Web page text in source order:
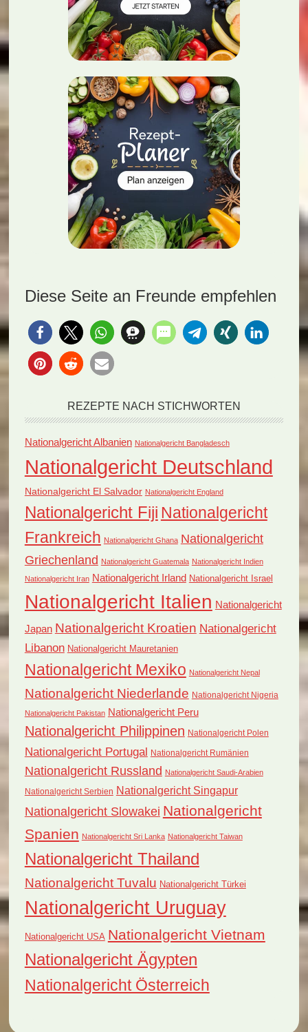
Diese Seite an Freunde empfehlen
REZEPTE NACH STICHWORTEN
Nationalgericht Albanien Nationalgericht Bangladesch
Nationalgericht Deutschland
Nationalgericht El Salvador Nationalgericht England
Nationalgericht Fiji Nationalgericht
Frankreich Nationalgericht Ghana Nationalgericht
Griechenland Nationalgericht Guatemala Nationalgericht Indien
Nationalgericht Iran Nationalgericht Irland Nationalgericht Israel
Nationalgericht Italien Nationalgericht
Japan Nationalgericht Kroatien Nationalgericht
Libanon Nationalgericht Mauretanien
Nationalgericht Mexiko Nationalgericht Nepal
Nationalgericht Niederlande Nationalgericht Nigeria
Nationalgericht Pakistan Nationalgericht Peru
Nationalgericht Philippinen Nationalgericht Polen
Nationalgericht Portugal Nationalgericht Rumänien
Nationalgericht Russland Nationalgericht Saudi-Arabien
Nationalgericht Serbien Nationalgericht Singapur
Nationalgericht Slowakei Nationalgericht
Spanien Nationalgericht Sri Lanka Nationalgericht Taiwan
Nationalgericht Thailand
Nationalgericht Tuvalu Nationalgericht Türkei
Nationalgericht Uruguay
Nationalgericht USA Nationalgericht Vietnam
Nationalgericht Ägypten
Nationalgericht Österreich